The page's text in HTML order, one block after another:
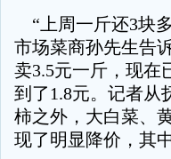
“上周一斤还3块
市场菜商孙先生告
卖3.5元一斤，现在
到了1.8元。记者从
柿之外，大白菜、
现了明显降价，其